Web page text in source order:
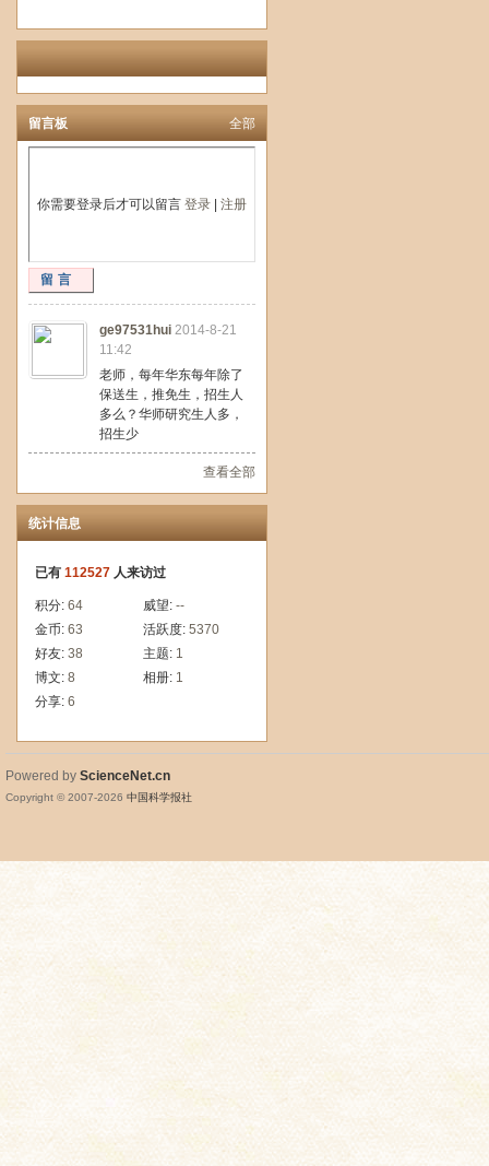
留言板 全部
你需要登录后才可以留言 登录 注册
留言
ge97531hui 2014-8-21
11:42
老师，每年华东每年除了
保送生，推免生，招生人
多么？华师研究生人多，
招生少
查看全部
统计信息
已有 112527 人来访过
积分: 64 威望: --
金币: 63 活跃度: 5370
好友: 38 主题: 1
博文: 8 相册: 1
分享: 6
Powered by ScienceNet.cn
Copyright © 2007-2026 中国科学报社